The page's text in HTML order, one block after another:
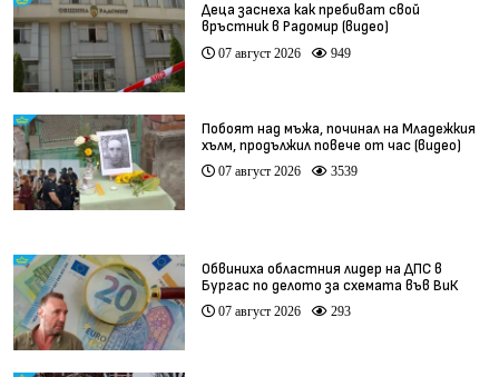
Деца заснеха как пребиват свой
връстник в Радомир (видео)
07 август 2026 949
Побоят над мъжа, починал на Младежкия
хълм, продължил повече от час (видео)
07 август 2026 3539
Обвиниха областния лидер на ДПС в
Бургас по делото за схемата във ВиК
07 август 2026 293